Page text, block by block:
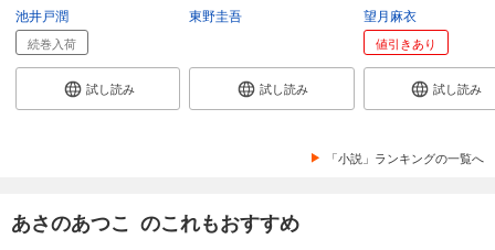
池井戸潤
続巻入荷
試し読み
東野圭吾
試し読み
望月麻衣
値引きあり
試し読み
「小説」ランキングの一覧へ
あさのあつこ のこれもおすすめ